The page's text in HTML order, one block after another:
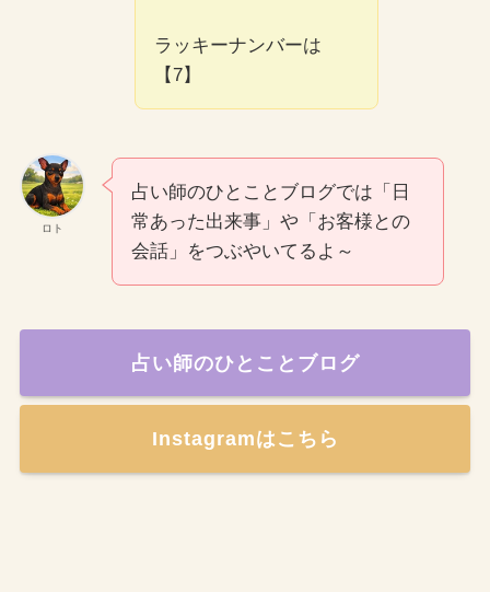
ラッキーナンバーは
【7】
ロト
占い師のひとことブログでは「日
常あった出来事」や「お客様との
会話」をつぶやいてるよ～
占い師のひとことブログ
Instagramはこちら